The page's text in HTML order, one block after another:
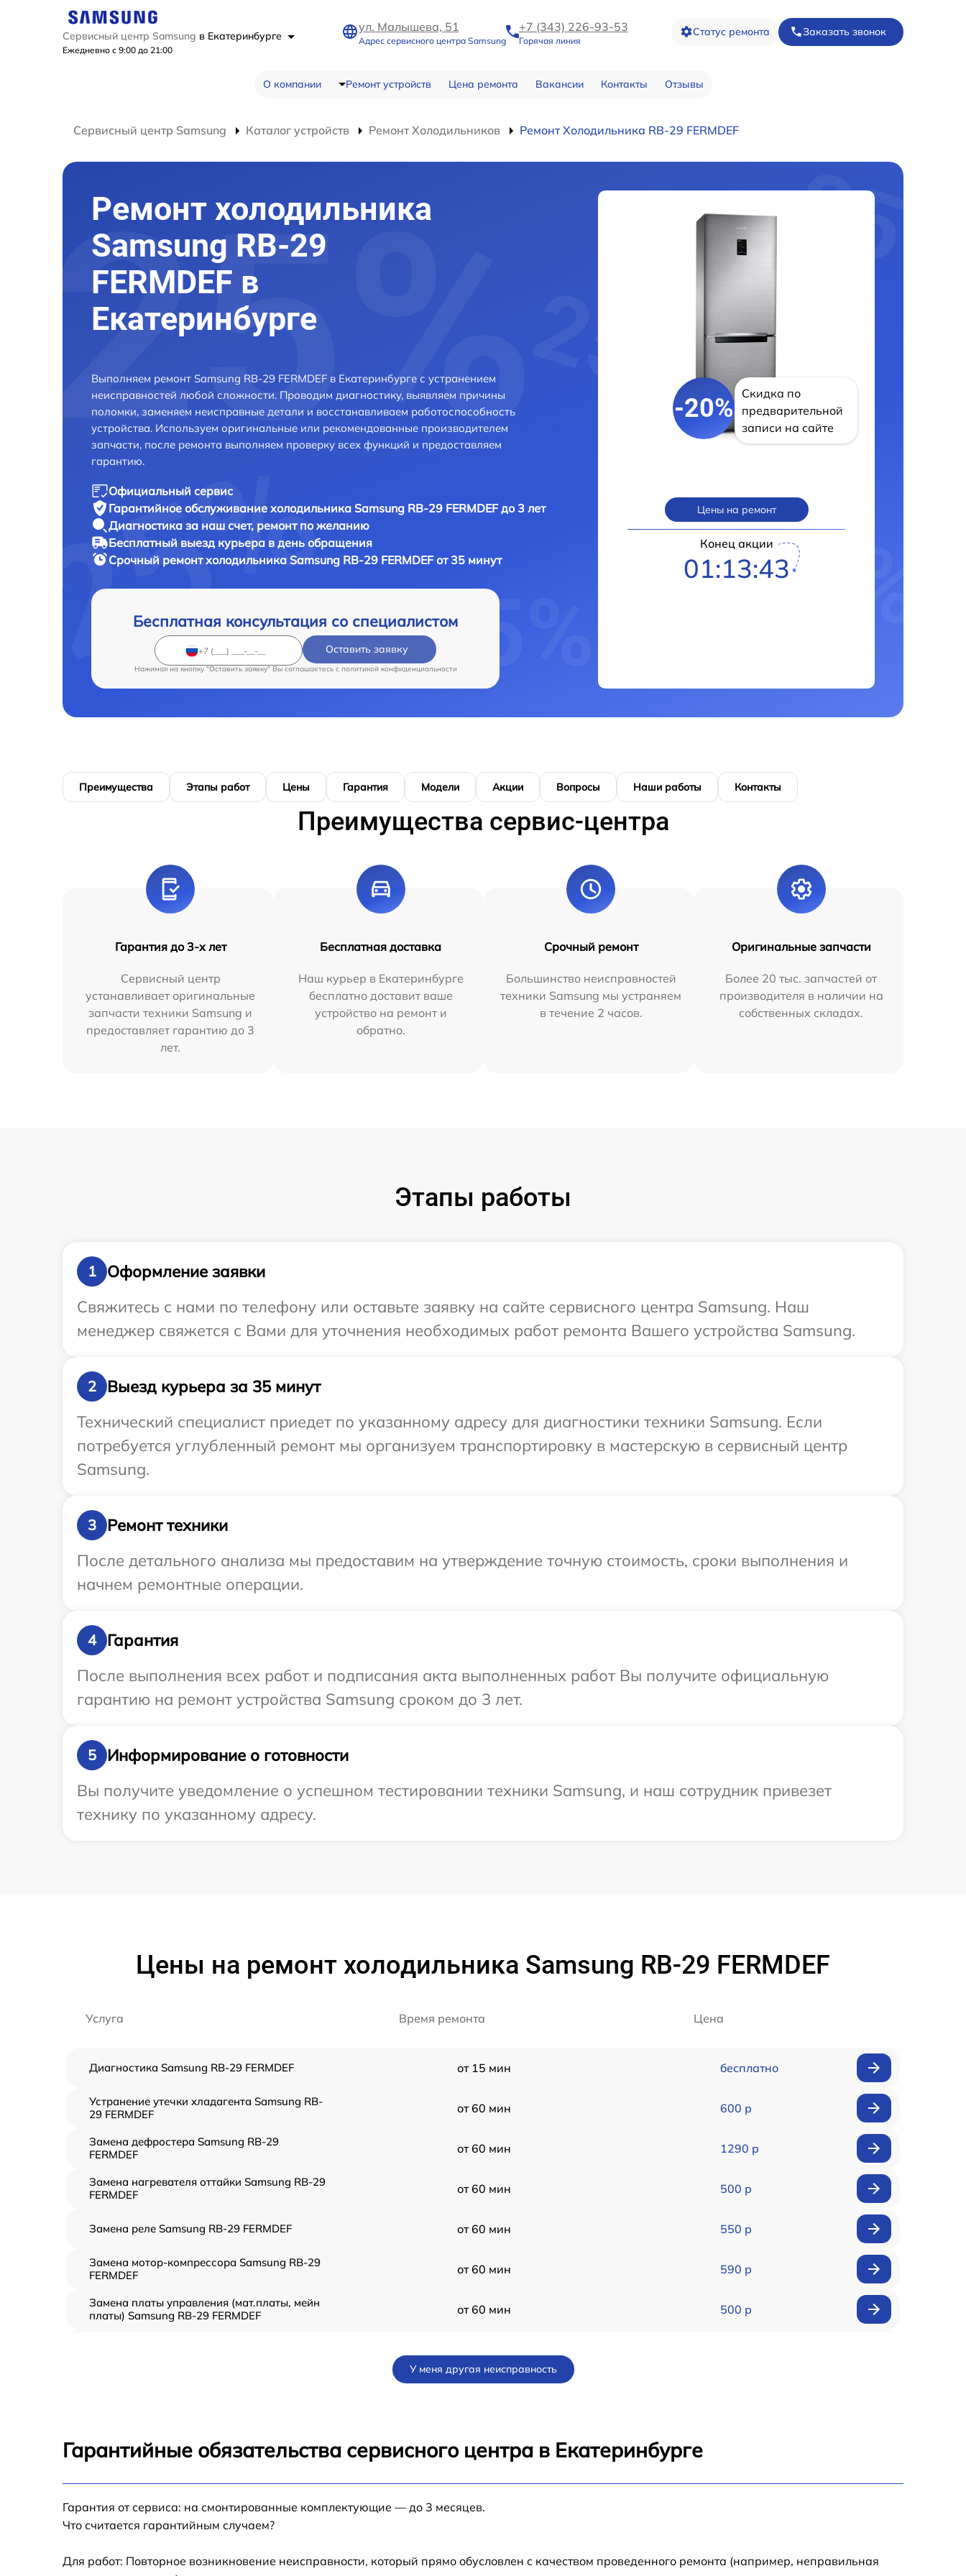
Сервисный центр Samsung в Екатеринбурге
Ежедневно с 9:00 до 21:00
ул. Малышева, 51
Адрес сервисного центра Samsung
+7 (343) 226-93-53
Горячая линия
Статус ремонта Заказать звонок
О компании Ремонт устройств Цена ремонта Вакансии Контакты Отзывы
Сервисный центр Samsung Каталог устройств Ремонт Холодильников Ремонт Холодильника RB-29 FERMDEF
Ремонт холодильника
Samsung RB-29
FERMDEF в
Екатеринбурге
Выполняем ремонт Samsung RB-29 FERMDEF в Екатеринбурге с устранением
неисправностей любой сложности. Проводим диагностику, выявляем причины
поломки, заменяем неисправные детали и восстанавливаем работоспособность
устройства. Используем оригинальные или рекомендованные производителем
запчасти, после ремонта выполняем проверку всех функций и предоставляем
гарантию.
Официальный сервис
Гарантийное обслуживание холодильника Samsung RB-29 FERMDEF до 3 лет
Диагностика за наш счет, ремонт по желанию
Бесплатный выезд курьера в день обращения
Срочный ремонтхолодильника Samsung RB-29 FERMDEF от 35 минут
Бесплатная консультация со специалистом
Оставить заявку
Нажимая на кнопку "Оставить заявку" Вы соглашаетесь c политикой конфиденциальности
-20%
Скидка по
предварительной
записи на сайте
Цены на ремонт
Конец акции
01:13:42
Преимущества Этапы работ Цены Гарантия Модели Акции Вопросы Наши работы Контакты
Преимущества сервис-центра
Гарантия до 3-х лет
Сервисный центр
устанавливает оригинальные
запчасти техники Samsung и
предоставляет гарантию до 3
лет.
Бесплатная доставка
Наш курьер в Екатеринбурге
бесплатно доставит ваше
устройство на ремонт и
обратно.
Срочный ремонт
Большинство неисправностей
техники Samsung мы устраняем
в течение 2 часов.
Оригинальные запчасти
Более 20 тыс. запчастей от
производителя в наличии на
собственных складах.
Этапы работы
1
Оформление заявки
Свяжитесь с нами по телефону или оставьте заявку на сайте сервисного центра Samsung. Наш
менеджер свяжется с Вами для уточнения необходимых работ ремонта Вашего устройства Samsung.
2
Выезд курьера за 35 минут
Технический специалист приедет по указанному адресу для диагностики техники Samsung. Если
потребуется углубленный ремонт мы организуем транспортировку в мастерскую в сервисный центр
Samsung.
3
Ремонт техники
После детального анализа мы предоставим на утверждение точную стоимость, сроки выполнения и
начнем ремонтные операции.
4
Гарантия
После выполнения всех работ и подписания акта выполненных работ Вы получите официальную
гарантию на ремонт устройства Samsung сроком до 3 лет.
5
Информирование о готовности
Вы получите уведомление о успешном тестировании техники Samsung, и наш сотрудник привезет
технику по указанному адресу.
Цены на ремонт холодильника Samsung RB-29 FERMDEF
Услуга Время ремонта Цена
Диагностика Samsung RB-29 FERMDEF от 15 мин бесплатно
Устранение утечки хладагента Samsung RB-
29 FERMDEF
от 60 мин 600 р
Замена дефростера Samsung RB-29
FERMDEF
от 60 мин 1290 р
Замена нагревателя оттайки Samsung RB-29
FERMDEF
от 60 мин 500 р
Замена реле Samsung RB-29 FERMDEF от 60 мин 550 р
Замена мотор-компрессора Samsung RB-29
FERMDEF
от 60 мин 590 р
Замена платы управления (мат.платы, мейн
платы) Samsung RB-29 FERMDEF
от 60 мин 500 р
Замена электросхемы Samsung RB-29
FERMDEF
от 60 мин
У меня другая неисправность
Гарантийные обязательства сервисного центра в Екатеринбурге
Гарантия от сервиса: на смонтированные комплектующие — до 3 месяцев.
Что считается гарантийным случаем?
Для работ: Повторное возникновение неисправности, который прямо обусловлен с качеством проведенного ремонта (например, неправильная